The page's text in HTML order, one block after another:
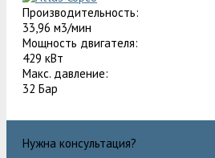
Производительность:
33,96 м3/мин
Мощность двигателя:
429 кВт
Макс. давление:
32 Бар
Нужна консультация?